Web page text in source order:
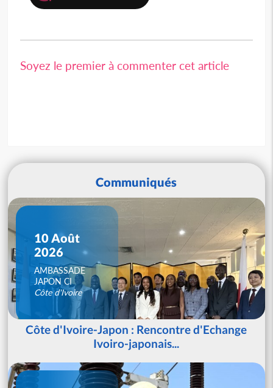
Soyez le premier à commenter cet article
Communiqués
10 Août
2026
AMBASSADE
JAPON CI
Côte d'Ivoire
Côte d'Ivoire-Japon : Rencontre d'Echange
Ivoiro-japonais...